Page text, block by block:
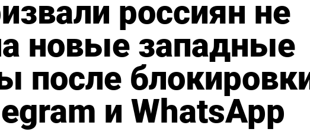
россиян не
новые западные
после
и WhatsApp